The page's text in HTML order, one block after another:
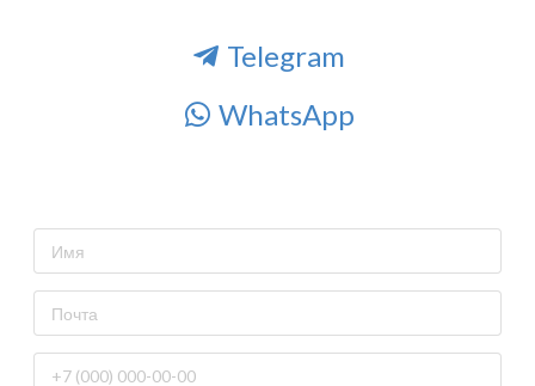
Telegram
WhatsApp